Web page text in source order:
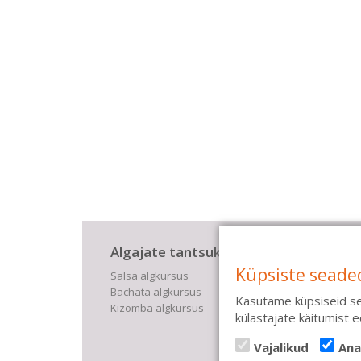
Algajate tantsukursused
Salsa algkursus
Bachata algkursus
Kizomba algkursus
Küpsiste
Kasutame küpsiseid
külastajate käitumist
Vajalikud